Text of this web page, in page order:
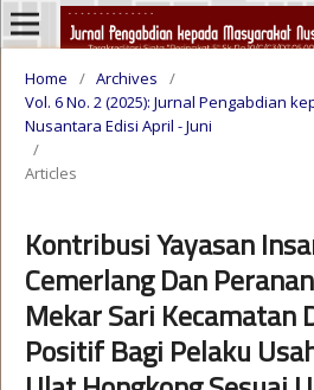
Home / Archives
/
Vol. 6 No. 2 (2025): Jurnal Pengabdian
Nusantara Edisi April - Juni
/
Articles
Kontribusi Yayasan
Cemerlang Dan
Mekar Sari Kecamatan
Positif Bagi Pelaku